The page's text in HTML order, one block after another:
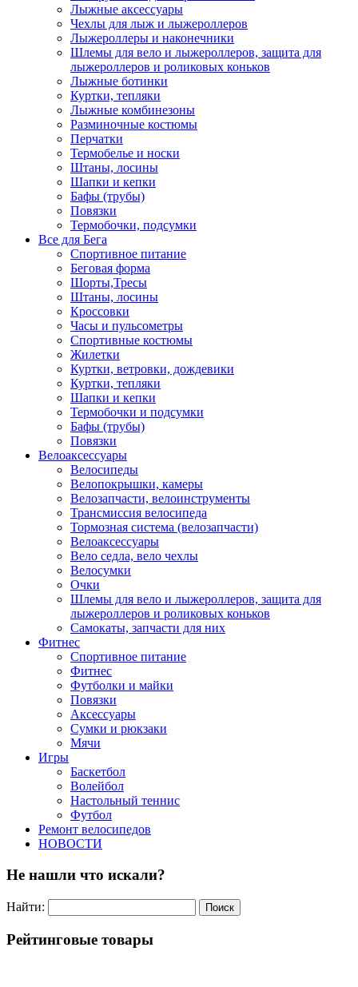
Лыжные аксессуары
Чехлы для лыж и лыжероллеров
Лыжероллеры и наконечники
Шлемы для вело и лыжероллеров, защита для
лыжероллеров и роликовых коньков
Лыжные ботинки
Куртки, тепляки
Лыжные комбинезоны
Разминочные костюмы
Перчатки
Термобелье и носки
Штаны, лосины
Шапки и кепки
Бафы (трубы)
Повязки
Термобочки, подсумки
Все для Бега
Спортивное питание
Беговая форма
Шорты,Тресы
Штаны, лосины
Кроссовки
Часы и пульсометры
Спортивные костюмы
Жилетки
Куртки, ветровки, дождевики
Куртки, тепляки
Шапки и кепки
Термобочки и подсумки
Бафы (трубы)
Повязки
Велоаксессуары
Велосипеды
Велопокрышки, камеры
Велозапчасти, велоинструменты
Трансмиссия велосипеда
Тормозная система (велозапчасти)
Велоаксессуары
Вело седла, вело чехлы
Велосумки
Очки
Шлемы для вело и лыжероллеров, защита для
лыжероллеров и роликовых коньков
Самокаты, запчасти для них
Фитнес
Спортивное питание
Фитнес
Футболки и майки
Повязки
Аксессуары
Сумки и рюкзаки
Мячи
Игры
Баскетбол
Волейбол
Настольный теннис
Футбол
Ремонт велосипедов
НОВОСТИ
Не нашли что искали?
Найти:
Рейтинговые товары